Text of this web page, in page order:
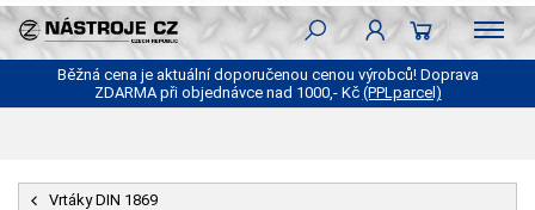
Běžná cena je aktuální doporučenou cenou výrobců! Doprava
ZDARMA při objednávce nad 1000,- Kč (PPLparcel)
Vrtáky DIN 1869